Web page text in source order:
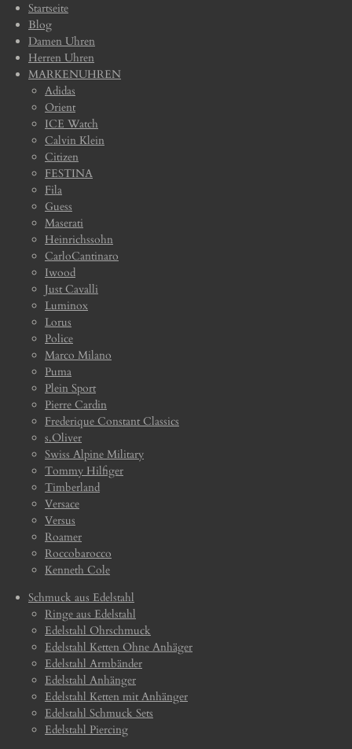
Startseite
Blog
Damen Uhren
Herren Uhren
MARKENUHREN
Adidas
Orient
ICE Watch
Calvin Klein
Citizen
FESTINA
Fila
Guess
Maserati
Heinrichssohn
CarloCantinaro
Iwood
Just Cavalli
Luminox
Lorus
Police
Marco Milano
Puma
Plein Sport
Pierre Cardin
Frederique Constant Classics
s.Oliver
Swiss Alpine Military
Tommy Hilfiger
Timberland
Versace
Versus
Roamer
Roccobarocco
Kenneth Cole
Schmuck aus Edelstahl
Ringe aus Edelstahl
Edelstahl Ohrschmuck
Edelstahl Ketten Ohne Anhäger
Edelstahl Armbänder
Edelstahl Anhänger
Edelstahl Ketten mit Anhänger
Edelstahl Schmuck Sets
Edelstahl Piercing